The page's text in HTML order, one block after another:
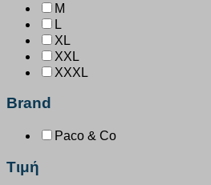
M
L
XL
XXL
XXXL
Brand
Paco & Co
Τιμή